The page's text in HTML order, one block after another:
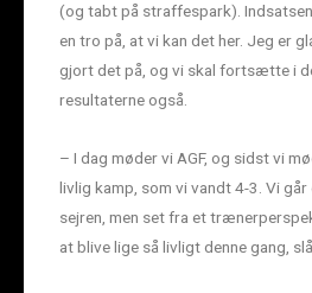
(og tabt på straffespark).
en tro på, at vi kan det her. Jeg er
gjort det på, og vi skal fortsætte i
resultaterne også.
– I dag møder vi AGF, og sidst vi
livlig kamp, som vi vandt 4-3. Vi
sejren, men set fra et
at blive lige så livligt denne gang,